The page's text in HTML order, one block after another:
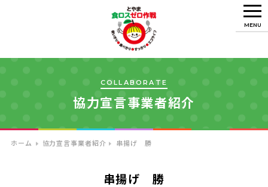
MENU
COLLABORATE
協力宣言事業者紹介
ホーム 協力宣言事業者紹介 串揚げ 勝
串揚げ 勝